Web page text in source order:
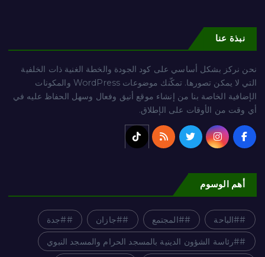
نبذة عنا
نحن نركز بشكل أساسي على كود الجودة والخطة الغنية ذات الخلفية
التي لا يمكن تصورها. تمكّنك موضوعات WordPress والمكونات
الإضافية الخاصة بنا من إنشاء موقع أنيق وفعال وسهل الحفاظ عليه في
أي وقت من الأوقات على الإطلاق.
أهم الوسوم
#الباحة #المجتمع #جازان #جدة
#رئاسة الشؤون الدينية بالمسجد الحرام والمسجد النبوي